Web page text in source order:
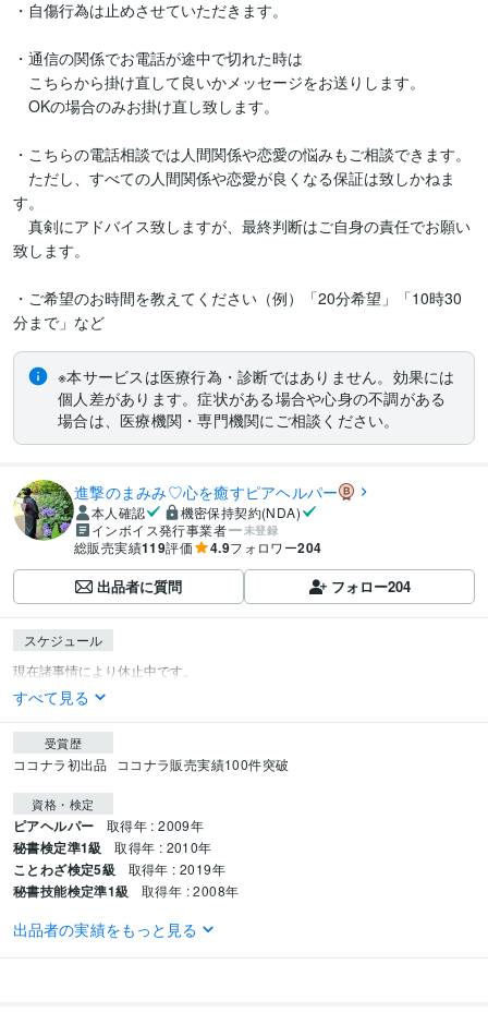
・自傷行為は止めさせていただきます。
・通信の関係でお電話が途中で切れた時は
こちらから掛け直して良いかメッセージをお送りします。
OKの場合のみお掛け直し致します。
・こちらの電話相談では人間関係や恋愛の悩みもご相談できます。
ただし、すべての人間関係や恋愛が良くなる保証は致しかねま
す。
真剣にアドバイス致しますが、最終判断はご自身の責任でお願い
致します。
・ご希望のお時間を教えてください（例）「20分希望」「10時30
分まで」など
※本サービスは医療行為・診断ではありません。効果には
個人差があります。症状がある場合や心身の不調がある
場合は、医療機関・専門機関にご相談ください。
進撃のまみみ♡心を癒すピアヘルパー
本人確認
機密保持契約(NDA)
インボイス発行事業者
未登録
総販売実績119評価 4.9フォロワー204
出品者に質問 フォロー204
スケジュール
すべて見る
受賞歴
ココナラ初出品 ココナラ販売実績100件突破
資格・検定
ピアヘルパー 取得年 : 2009年
秘書検定準1級 取得年 : 2010年
ことわざ検定5級 取得年 : 2019年
秘書技能検定準1級 取得年 : 2008年
得意分野
出品者の実績をもっと見る